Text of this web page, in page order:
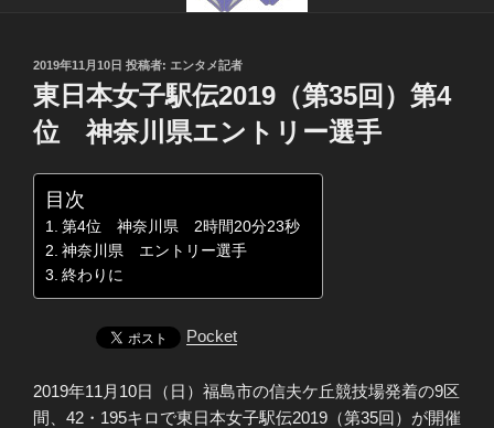
投
稿
日:
2019年11月10日 投稿者: エンタメ記者
東日本女子駅伝2019（第35回）第4
位 神奈川県エントリー選手
目次
第4位 神奈川県 2時間20分23秒
神奈川県 エントリー選手
終わりに
Pocket
2019年11月10日（日）福島市の信夫ケ丘競技場発着の9区
間、42・195キロで東日本女子駅伝2019（第35回）が開催